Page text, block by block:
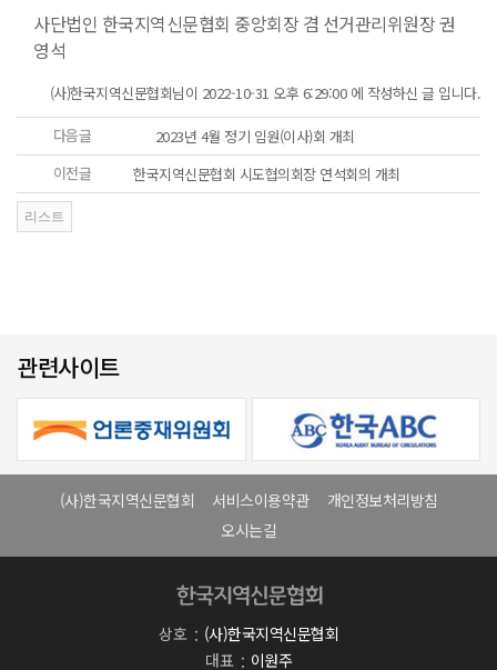
사단법인 한국지역신문협회 중앙회장 겸 선거관리위원장 권
영석
(사)한국지역신문협회님이 2022-10-31 오후 6:29:00 에 작성하신 글 입니다.
다음글
2023년 4월 정기 임원(이사)회 개최
이전글
한국지역신문협회 시도협의회장 연석회의 개최
관련사이트
(사)한국지역신문협회 서비스이용약관
개인정보처리방침
오시는길
상호
(사)한국지역신문협회
대표
이원주